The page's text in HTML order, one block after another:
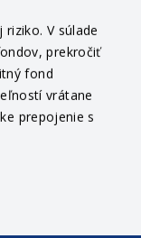
V súlade
prekročiť
fond
vrátane
prepojenie s